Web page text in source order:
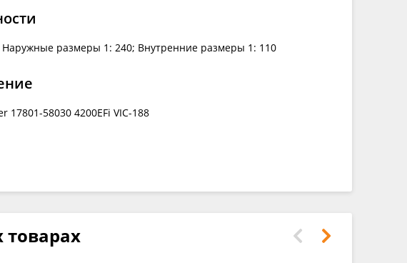
Наружные размеры 1: 240; Внутренние размеры 1: 110
17801-58030 4200EFi VIC-188